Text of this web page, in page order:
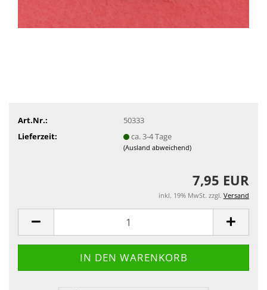
Art.Nr.:
50333
Lieferzeit:
ca. 3-4 Tage
(Ausland abweichend)
7,95 EUR
inkl. 19% MwSt. zzgl. Versand